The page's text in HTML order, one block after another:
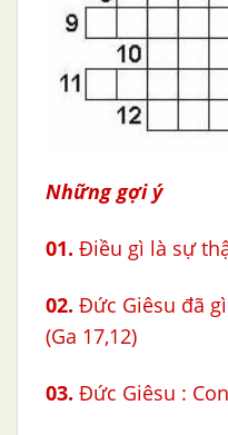
Những gợi ý
01. Điều gì là sự
02. Đức Giêsu đã
(Ga 17,12)
03. Đức Giêsu :